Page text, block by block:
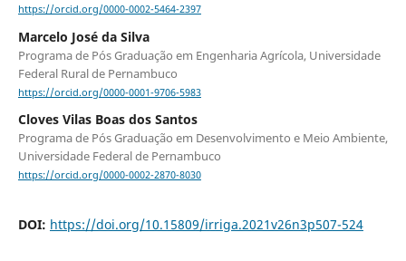
https://orcid.org/0000-0002-5464-2397
Marcelo José da Silva
Programa de Pós Graduação em Engenharia Agrícola, Universidade
Federal Rural de Pernambuco
https://orcid.org/0000-0001-9706-5983
Cloves Vilas Boas dos Santos
Programa de Pós Graduação em Desenvolvimento e Meio Ambiente,
Universidade Federal de Pernambuco
https://orcid.org/0000-0002-2870-8030
DOI: https://doi.org/10.15809/irriga.2021v26n3p507-524